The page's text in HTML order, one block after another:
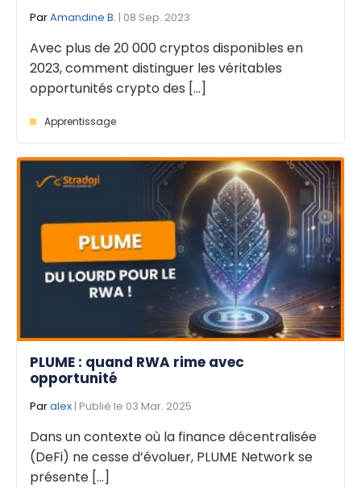
ParAmandine B. | 08 Sep. 2023
Avec plus de 20 000 cryptos disponibles en
2023, comment distinguer les véritables
opportunités crypto des [...]
Apprentissage
PLUME : quand RWA rime avec
opportunité
Paralex | Publié le 03 Mar. 2025
Dans un contexte où la finance décentralisée
(DeFi) ne cesse d’évoluer, PLUME Network se
présente [...]